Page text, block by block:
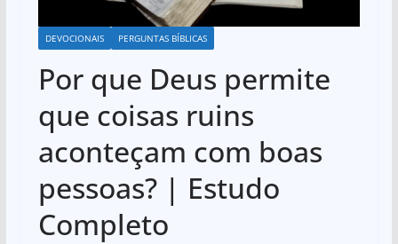
DEVOCIONAIS PERGUNTAS BÍBLICAS
Por que Deus permite
que coisas ruins
aconteçam com boas
pessoas? | Estudo
Completo